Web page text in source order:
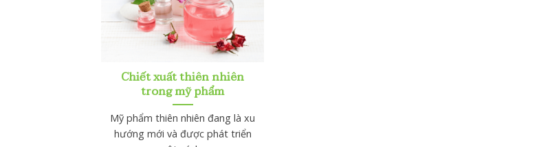
Chiết xuất thiên nhiên
trong mỹ phẩm
Mỹ phẩm thiên nhiên đang là xu
hướng mới và được phát triển